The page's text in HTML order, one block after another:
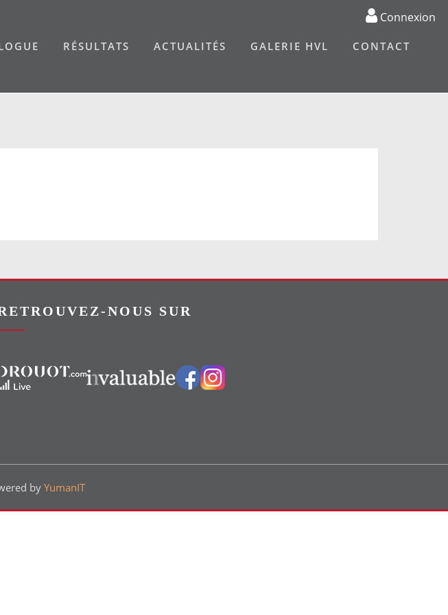
RÉSULTATS ACTUALITÉS GALERIE HVL CONTACT
Connexion
NOUS SUR
Vers le site Invaluable Vers notre groupe Facebook Vers notre page Instagram
byYumanIT